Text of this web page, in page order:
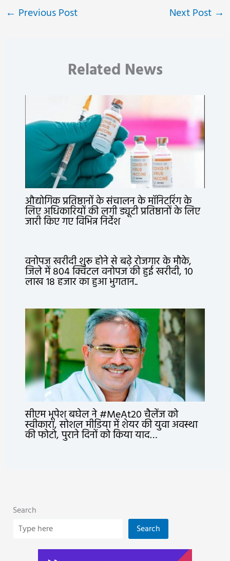
← Previous Post Next Post →
Related News
औद्योगिक प्रतिष्ठानों के संचालन के मॉनिटरिंग के
लिए अधिकारियों की लगी ड्यूटी प्रतिष्ठानों के लिए
जारी किए गए विभिन्न निर्देश
वनोपज खरीदी शुरू होने से बढ़े रोजगार के मौके,
जिले में 804 क्विंटल वनोपज की हुई खरीदी, 10
लाख 18 हजार का हुआ भुगतान..
सीएम भूपेश बघेल ने #MeAt20 चैलेंज को
स्वीकारा, सोशल मीडिया में शेयर की युवा अवस्था
की फोटो, पुराने दिनों को किया याद…
Search
Search